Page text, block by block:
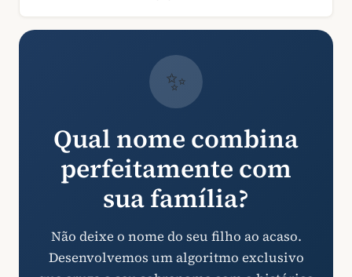
✨
Qual nome combina
perfeitamente com
sua família?
Não deixe o nome do seu filho ao acaso.
Desenvolvemos um algoritmo exclusivo